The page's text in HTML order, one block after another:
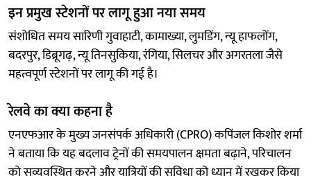
इन प्रमुख स्टेशनों पर लागू हुआ नया समय
संशोधित समय सारिणी गुवाहाटी, कामाख्या, लुमडिंग, न्यू हाफलोंग,
बदरपुर, डिब्रूगढ़, न्यू तिनसुकिया, रंगिया, सिलचर और अगरतला जैसे
महत्वपूर्ण स्टेशनों पर लागू की गई है।
रेलवे का क्या कहना है
एनएफआर के मुख्य जनसंपर्क अधिकारी (CPRO) कपिंजल किशोर शर्मा
ने बताया कि यह बदलाव ट्रेनों की समयपालन क्षमता बढ़ाने, परिचालन